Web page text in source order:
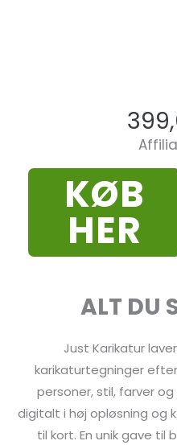
KØB
HER
ALT DU
Just Karikatur
karikaturtegninger
personer, stil, farver
digitalt i høj opløsning og
til kort. En unik gave til